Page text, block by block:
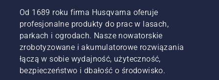
Od 1689 roku firma Husqvarna oferuje
profesjonalne produkty do prac w lasach,
parkach i ogrodach. Nasze nowatorskie
zrobotyzowane i akumulatorowe rozwiązania
łączą w sobie wydajność, użyteczność,
bezpieczeństwo i dbałość o środowisko.